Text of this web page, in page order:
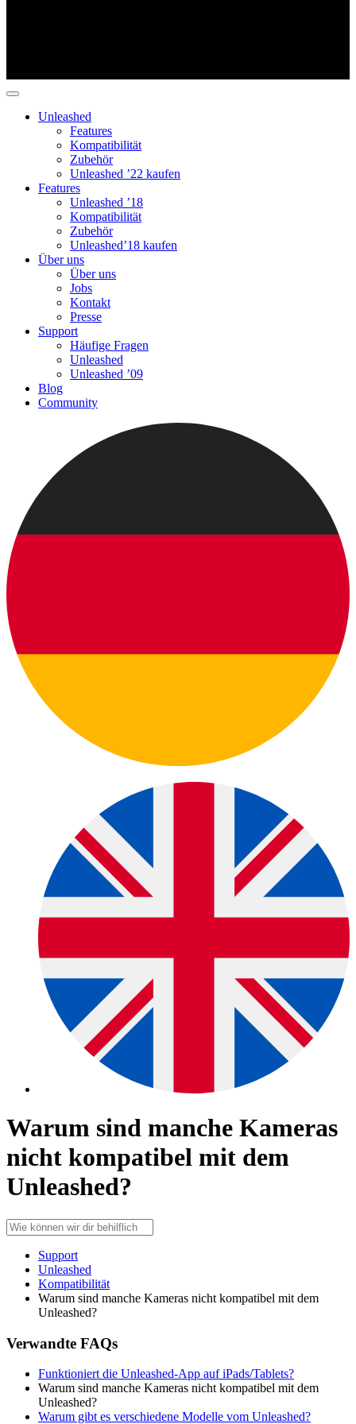
Unleashed
Features
Kompatibilität
Zubehör
Unleashed ’22 kaufen
Features
Unleashed ’18
Kompatibilität
Zubehör
Unleashed’18 kaufen
Über uns
Über uns
Jobs
Kontakt
Presse
Support
Häufige Fragen
Unleashed
Unleashed ’09
Blog
Community
Warum sind manche Kameras
nicht kompatibel mit dem
Unleashed?
Support
Unleashed
Kompatibilität
Warum sind manche Kameras nicht kompatibel mit dem
Unleashed?
Verwandte FAQs
Funktioniert die Unleashed-App auf iPads/Tablets?
Warum sind manche Kameras nicht kompatibel mit dem
Unleashed?
Warum gibt es verschiedene Modelle vom Unleashed?